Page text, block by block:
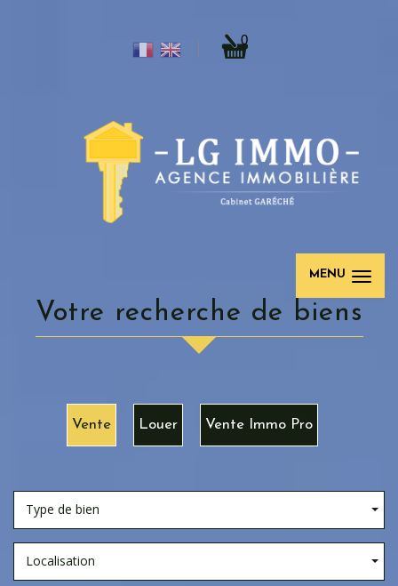
0
MENU
Votre recherche de biens
Vente Louer Vente Immo Pro
Type de bien
Localisation